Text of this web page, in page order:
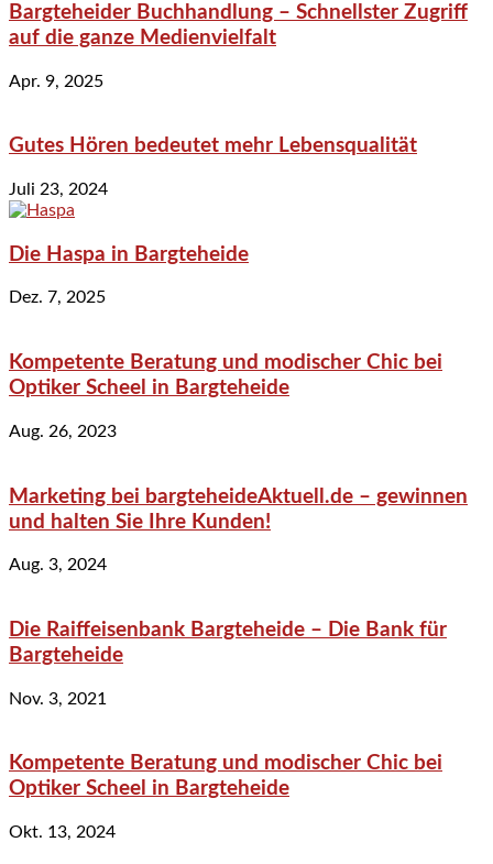
Bargteheider Buchhandlung – Schnellster Zugriff
auf die ganze Medienvielfalt
Apr. 9, 2025
Gutes Hören bedeutet mehr Lebensqualität
Juli 23, 2024
Die Haspa in Bargteheide
Dez. 7, 2025
Kompetente Beratung und modischer Chic bei
Optiker Scheel in Bargteheide
Aug. 26, 2023
Marketing bei bargteheideAktuell.de – gewinnen
und halten Sie Ihre Kunden!
Aug. 3, 2024
Die Raiffeisenbank Bargteheide – Die Bank für
Bargteheide
Nov. 3, 2021
Kompetente Beratung und modischer Chic bei
Optiker Scheel in Bargteheide
Okt. 13, 2024